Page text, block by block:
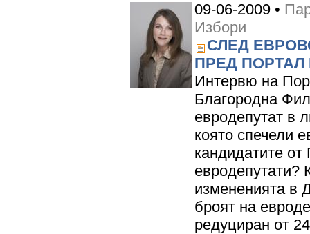
09-06-2009 •
Избори
СЛЕД
ПРЕД
Интервю на
Благородна
евродепутат в
която спечели
кандидатите
евродепутати?
измененията в
броят на
редуциран от